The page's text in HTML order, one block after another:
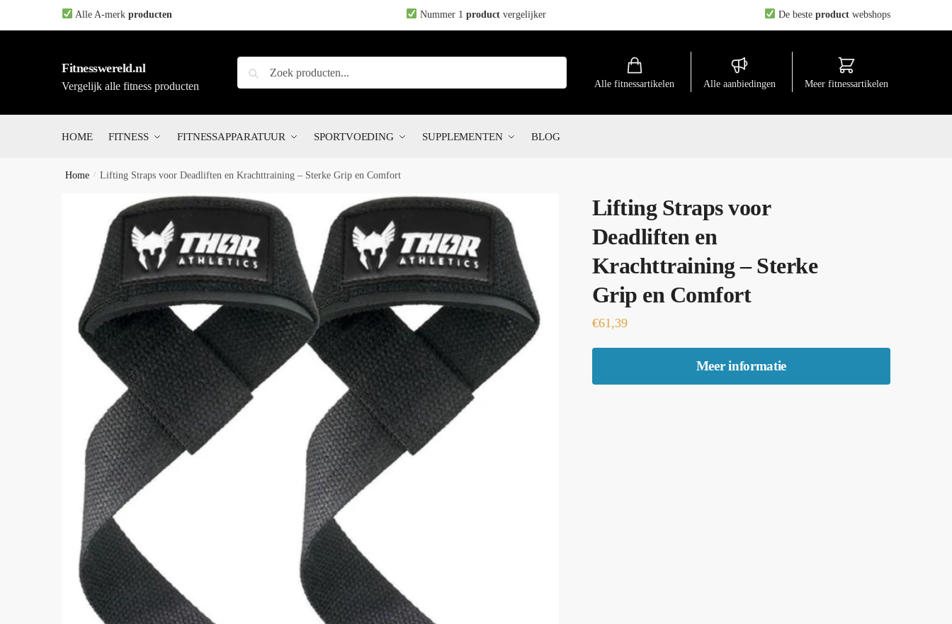
to
to
Alle A-merk producten Nummer 1 productvergelijker De beste product webshops
Fitnesswereld.nl
Vergelijk alle fitness producten
Zoeken
naar:
Zoeken
Alle fitnessartikelen Alle aanbiedingen Meer fitnessartikelen
HOME FITNESS FITNESSAPPARATUUR SPORTVOEDING SUPPLEMENTEN BLOG
Home / Lifting Straps voor Deadliften en Krachttraining – Sterke Grip en Comfort
Lifting Straps voor
Deadliften en
Krachttraining – Sterke
Grip en Comfort
€61,39
Meer informatie